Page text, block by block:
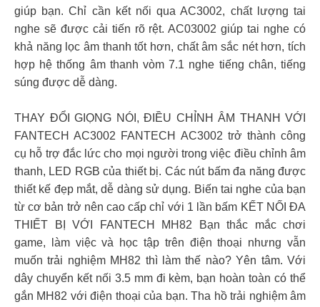
giúp bạn. Chỉ cần kết nối qua AC3002, chất lượng tai
nghe sẽ được cải tiến rõ rệt. AC03002 giúp tai nghe có
khả năng lọc âm thanh tốt hơn, chất âm sắc nét hơn, tích
hợp hệ thống âm thanh vòm 7.1 nghe tiếng chân, tiếng
súng được dễ dàng.
THAY ĐỔI GIỌNG NÓI, ĐIỀU CHỈNH ÂM THANH VỚI
FANTECH AC3002 FANTECH AC3002 trở thành công
cụ hỗ trợ đắc lức cho mọi người trong việc điều chỉnh âm
thanh, LED RGB của thiết bị. Các nút bấm đa năng được
thiết kế đẹp mắt, dễ dàng sử dụng. Biến tai nghe của bạn
từ cơ bản trở nên cao cấp chỉ với 1 lần bấm KẾT NỐI ĐA
THIẾT BỊ VỚI FANTECH MH82 Bạn thắc mắc chơi
game, làm việc và học tập trên điện thoại nhưng vẫn
muốn trải nghiệm MH82 thì làm thế nào? Yên tâm. Với
dây chuyển kết nối 3.5 mm đi kèm, bạn hoàn toàn có thể
gắn MH82 với điện thoại của bạn. Tha hồ trải nghiệm âm